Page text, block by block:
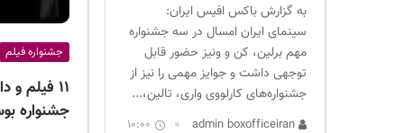
به گزارش باکس افیس ایران:
سینمای ایران امسال در سه جشنواره
مهم برلین، کن و ونیز حضور قابل
توجهی داشت و جوایز مهمی را نیز از
جشنواره‌های کارلووی واری، تالین،...
10:00
جشنواره فیلم
۱۱ فیلم و
جشنواره